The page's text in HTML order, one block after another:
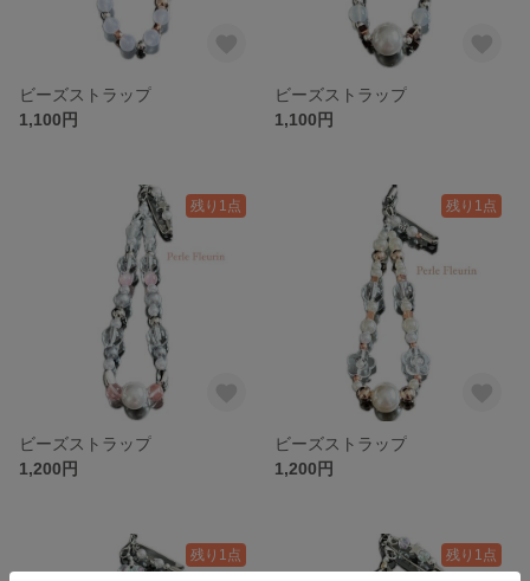
ビーズストラップ
1,100円
ビーズストラップ
1,100円
残り1点
ビーズストラップ
1,200円
残り1点
ビーズストラップ
1,200円
残り1点 残り1点